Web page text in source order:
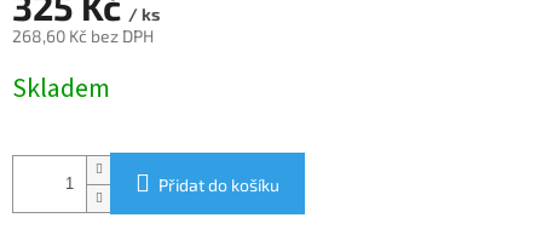
/ ks
268,60 Kč bez DPH
cena:
Skladem
Přidat do košíku